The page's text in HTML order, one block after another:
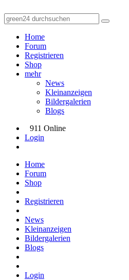
Home
Forum
Registrieren
Shop
mehr
News
Kleinanzeigen
Bildergalerien
Blogs
911 Online
Login
Home
Forum
Shop
Registrieren
News
Kleinanzeigen
Bildergalerien
Blogs
Login